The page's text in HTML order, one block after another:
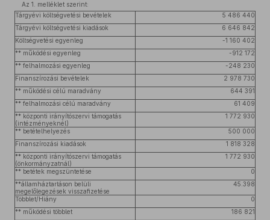
Az 1. melléklet szerint:
Tárgyévi költségvetési bevételek
5 486 440
Tárgyévi költségvetési kiadások
6 646 842
Költségvetési egyenleg
-1 160 402
** működési egyenleg
-912 172
** felhalmozási egyenleg
-248 230
Finanszírozási bevételek
2 978 730
** működési célú maradvány
644 391
** felhalmozási célú maradvány
61 409
** központi irányítószervi támogatás
(intézményeknél)
1 772 930
** betételhelyezés
500 000
Finanszírozási kiadások
1 818 328
** központi irányítószervi támogatás
(önkormányzatnál)
1 772 930
** betétek megszüntetése
0
**államháztartáson belüli
megelőlegezések visszafizetése
45.398
Többlet/Hiány
0
** működési többlet
186 821